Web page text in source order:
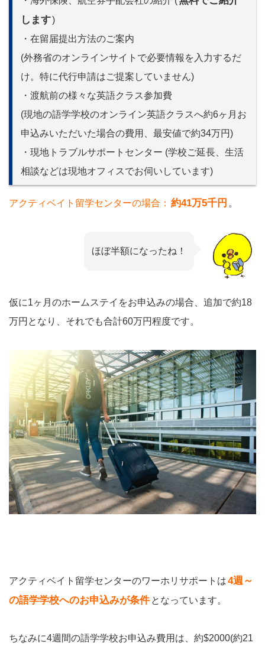
します)
・在留届提出方法のご案内
(外務省のオンラインサイトで必要情報を入力するだ
け。特に代行申請はご提案していません)
・渡航前の様々な英語クラス参加費
(現地の語学学校のオンライン英語クラスへ約6ヶ月お
申込みいただいた場合の費用、最安値で約34万円)
・現地トラブルサポートセンター (学校ご延長、生活
相談などは現地オフィスでお伺いしています)
アクティベイト留学センターの場合： 約41万5千円 。
ほぼ半額になったね！
仮に1ヶ月のホームステイをお申込みの場合、追加で約18
万円となり、それでも合計60万円程度です。
アクティベイト留学センターのワーホリサポートは4週～
の語学学校へのお申込みが条件 となっています。
ちなみに4週間の語学学校お申込み費用は、約$2000(約21